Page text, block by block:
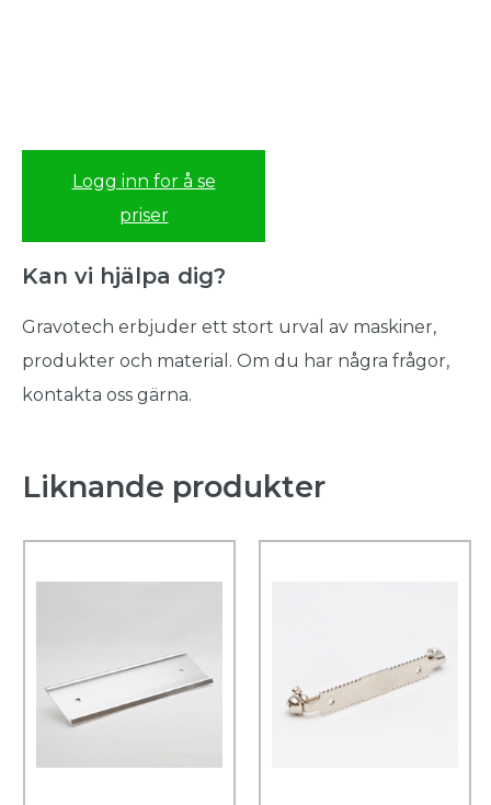
Logg inn for å se
priser
Kan vi hjälpa dig?
Gravotech erbjuder ett stort urval av maskiner,
produkter och material. Om du har några frågor,
kontakta oss gärna.
Liknande produkter